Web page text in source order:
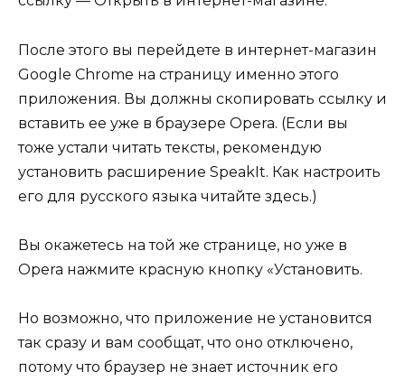
После этого вы перейдете в интернет-магазин
Google Chrome на страницу именно этого
приложения. Вы должны скопировать ссылку и
вставить ее уже в браузере Opera. (Если вы
тоже устали читать тексты, рекомендую
установить расширение SpeakIt. Как настроить
его для русского языка читайте здесь.)
Вы окажетесь на той же странице, но уже в
Opera нажмите красную кнопку «Установить.
Но возможно, что приложение не установится
так сразу и вам сообщат, что оно отключено,
потому что браузер не знает источник его